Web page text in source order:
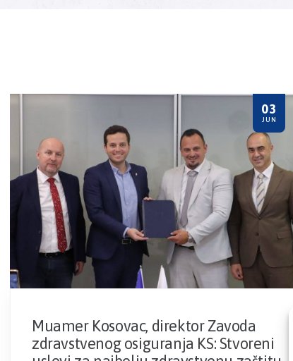
03
JUN
Muamer Kosovac, direktor Zavoda
zdravstvenog osiguranja KS: Stvoreni